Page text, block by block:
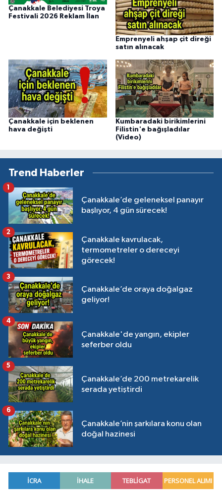
Çanakkale Belediyesi Troya
Festivali 2026 Reklam İlan
Emprenyeli ahşap çit direği
satın alınacak
Çanakkale için beklenen
hava değişti
Kumbaradaki birikimlerini
Filistin'e bağışladılar
(Video)
Trend Haberler
Çanakkale’de geleneksel panayır
başlıyor, 4 gün sürecek!
1
Çanakkale kavrulacak,
termometreler o dereceyi
görecek!
2
Çanakkale’de oraya doğalgaz
geliyor!
3
Çanakkale'de yangın, ekipler
seferber oldu
4
Çanakkale’de 200 metrekarelik
serada yetiştirdi
5
Çanakkale’nin şarkılara konu olan
doğal hazinesi
6